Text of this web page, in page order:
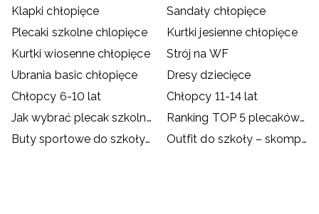
Klapki chłopięce
Sandały chłopięce
Plecaki szkolne chlopięce
Kurtki jesienne chłopięce
Kurtki wiosenne chłopięce
Strój na WF
Ubrania basic chłopięce
Dresy dziecięce
Chłopcy 6-10 lat
Chłopcy 11-14 lat
Jak wybrać plecak szkolny?
Ranking TOP 5 plecaków szkolnych
Buty sportowe do szkoły – dylemat rodziców i dzieci
Outfit do szkoły – skompletuj go z ubraniami i akcesoriami